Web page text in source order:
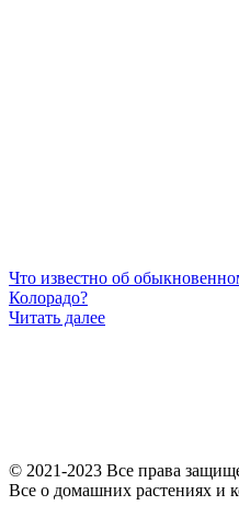
Что известно об
Колорадо?
Читать далее
© 2021-2023 Все права
Все о домашних растениях и